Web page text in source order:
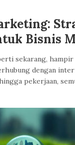
Bisnis
sekarang, hampir
dengan
pekerjaan,